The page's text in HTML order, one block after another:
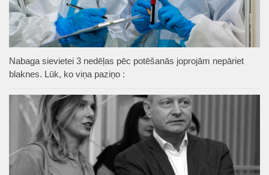
Nabaga sievietei 3 nedēļas pēc potēšanās joprojām nepāriet
blaknes. Lūk, ko viņa paziņo :